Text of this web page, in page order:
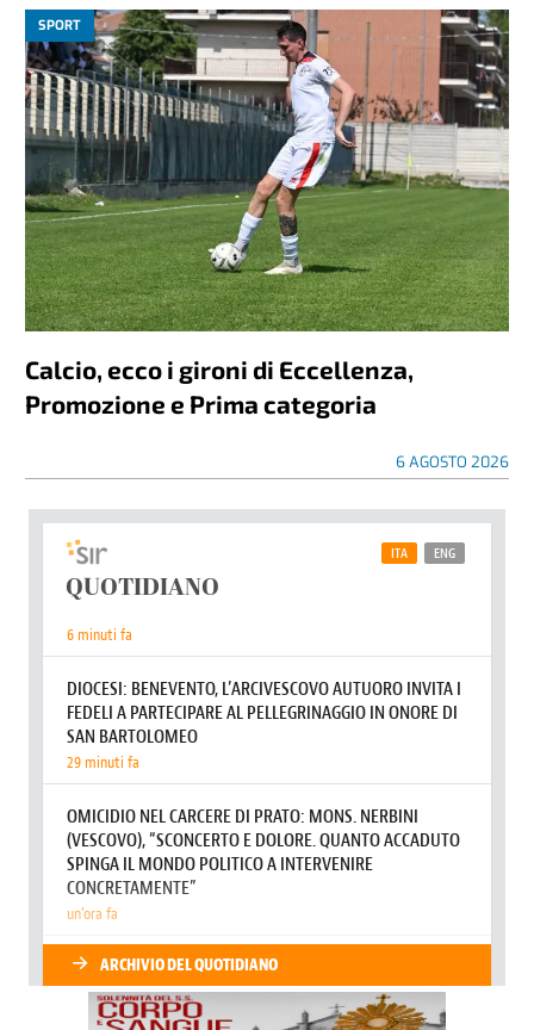
SPORT
Calcio, ecco i gironi di Eccellenza,
Promozione e Prima categoria
6 AGOSTO 2026